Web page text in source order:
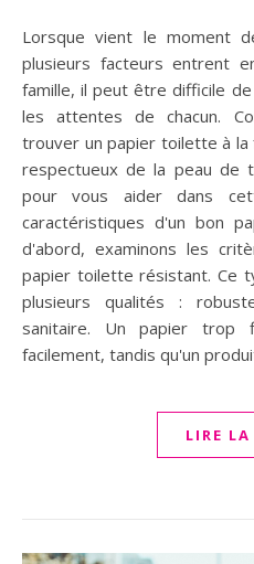
Lorsque vient le moment de choisir le papier toilette,
plusieurs facteurs entrent
famille, il peut être difficile
les attentes de chacun.
trouver un papier toilette à
respectueux de la peau de
pour vous aider dans
caractéristiques d'un bon
d'abord, examinons les
papier toilette résistant. Ce
plusieurs qualités :
sanitaire. Un papier trop
facilement, tandis qu'un
LIRE